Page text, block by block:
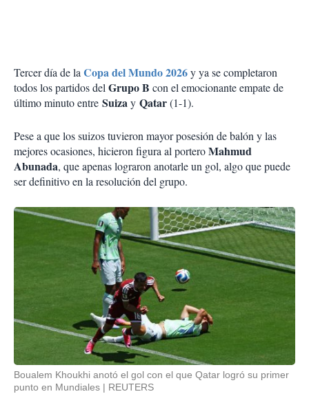
Tercer día de laCopa del Mundo 2026y ya se completaron
todos los partidos delGrupo B con el emocionante empate de
último minuto entre Suizay Qatar(1-1).
Pese a que los suizos tuvieron mayor posesión de balón y las
mejores ocasiones, hicieron figura al porteroMahmud
Abunada, que apenas lograron anotarle un gol, algo que puede
ser definitivo en la resolución del grupo.
Boualem Khoukhi anotó el gol con el que Qatar logró su primer
punto en Mundiales
REUTERS